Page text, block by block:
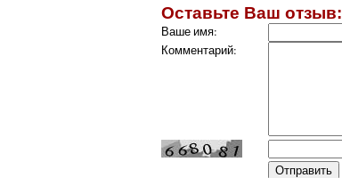
Оставьте Ваш отзыв:
Ваше имя:
Комментарий: